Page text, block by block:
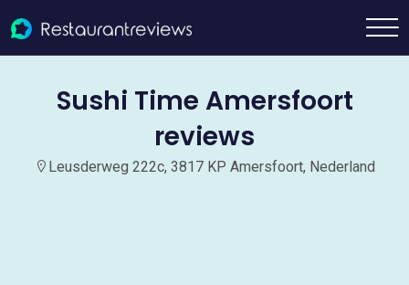
Sushi Time Amersfoort
reviews
Leusderweg 222c, 3817 KP Amersfoort, Nederland